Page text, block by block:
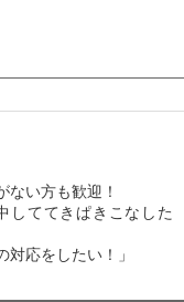
ない方も歓迎！
しててきぱきこなした
対応をしたい！」